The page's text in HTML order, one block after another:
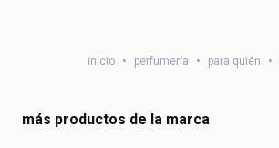
inicio • perfumería • para quién •
más productos de la marca